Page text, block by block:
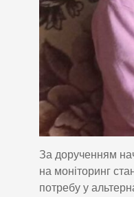
За дорученням
на моніторинг
потребу у